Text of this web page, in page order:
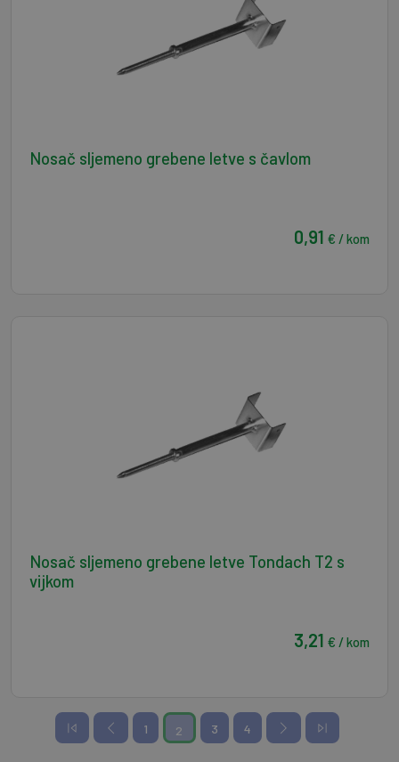
Nosač sljemeno grebene letve s čavlom
0,91 € / kom
Nosač sljemeno grebene letve Tondach T2 s
vijkom
3,21 € / kom
1 2 3 4